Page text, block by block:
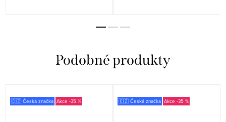
🇨🇿 Česká značka -35 % 🇨🇿 Česká značka -35 %